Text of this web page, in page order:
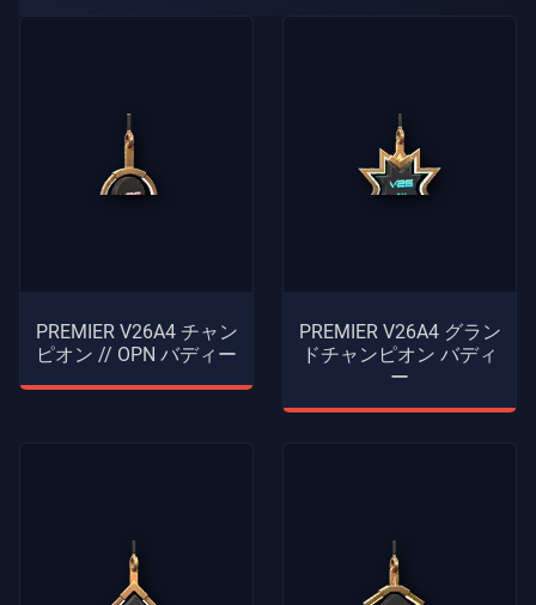
て
PREMIER V26A4 チャン
ピオン // OPN バディー
PREMIER V26A4 グラン
ドチャンピオン バディ
ー